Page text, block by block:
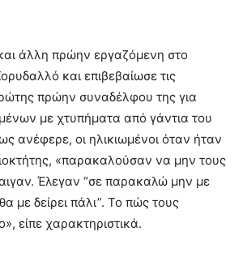
άλλη πρώην εργαζόμενη στο
και επιβεβαίωσε τις
πρώην συναδέλφου της για
με χτυπήματα από γάντια του
ανέφερε, οι ηλικιωμένοι όταν ήταν
«παρακαλούσαν να μην τους
Έλεγαν “σε παρακαλώ μην με
με δείρει πάλι”. Το πώς τους
είπε χαρακτηριστικά.